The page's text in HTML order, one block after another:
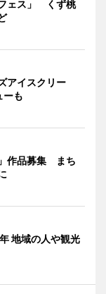
ェス」 くず桃
アイスクリー
も
作品募集 まち
地域の人や観光